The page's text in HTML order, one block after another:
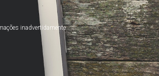
inadvertidamente